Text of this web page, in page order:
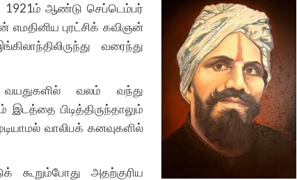
1921ம் ஆண்டு செப்டெம்பர்
புரட்சிக் கவிஞன்
வரைந்து
வலம் வந்து
பிடித்திருந்தாலும்
வாலிபக் கனவுகளில்
கூறும்போது அதற்குரிய